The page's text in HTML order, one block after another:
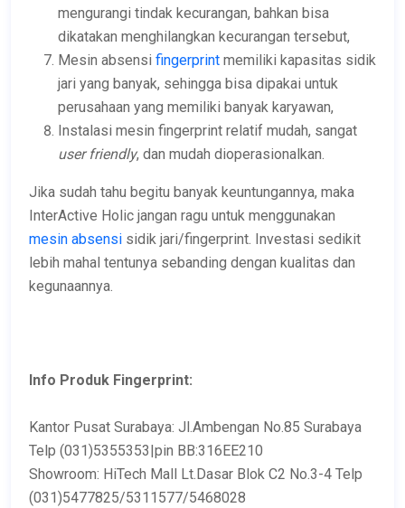
mengurangi tindak kecurangan, bahkan bisa
dikatakan menghilangkan kecurangan tersebut,
Mesin absensi fingerprint memiliki kapasitas sidik
jari yang banyak, sehingga bisa dipakai untuk
perusahaan yang memiliki banyak karyawan,
Instalasi mesin fingerprint relatif mudah, sangat
user friendly, dan mudah dioperasionalkan.
Jika sudah tahu begitu banyak keuntungannya, maka
InterActive Holic jangan ragu untuk menggunakan
mesin absensi sidik jari/fingerprint. Investasi sedikit
lebih mahal tentunya sebanding dengan kualitas dan
kegunaannya.
Info Produk Fingerprint:
Kantor Pusat Surabaya: Jl.Ambengan No.85 Surabaya
Telp (031)5355353|pin BB:316EE210
Showroom: HiTech Mall Lt.Dasar Blok C2 No.3-4 Telp
(031)5477825/5311577/5468028